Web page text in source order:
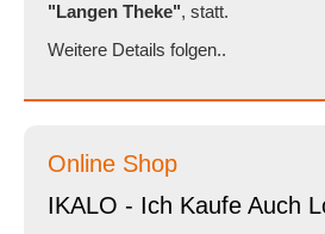
"Langen Theke", statt.
Weitere Details folgen..
Online Shop
IKALO - Ich Kaufe Auch